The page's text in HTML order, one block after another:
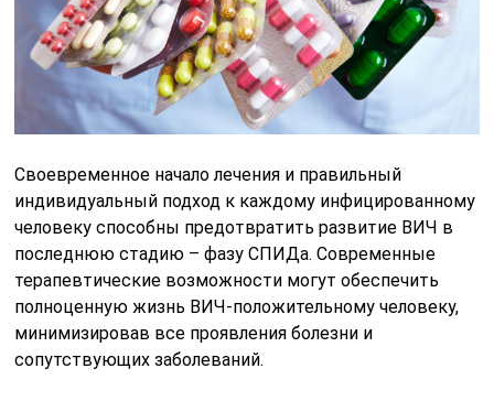
Своевременное начало лечения и правильный
индивидуальный подход к каждому инфицированному
человеку способны предотвратить развитие ВИЧ в
последнюю стадию – фазу СПИДа. Современные
терапевтические возможности могут обеспечить
полноценную жизнь ВИЧ-положительному человеку,
минимизировав все проявления болезни и
сопутствующих заболеваний.